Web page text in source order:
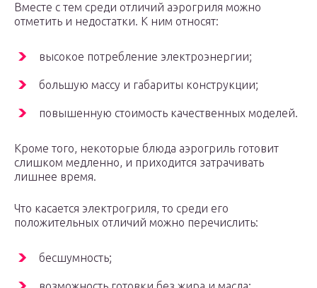
Вместе с тем среди отличий аэрогриля можно
отметить и недостатки. К ним относят:
высокое потребление электроэнергии;
большую массу и габариты конструкции;
повышенную стоимость качественных моделей.
Кроме того, некоторые блюда аэрогриль готовит
слишком медленно, и приходится затрачивать
лишнее время.
Что касается электрогриля, то среди его
положительных отличий можно перечислить:
бесшумность;